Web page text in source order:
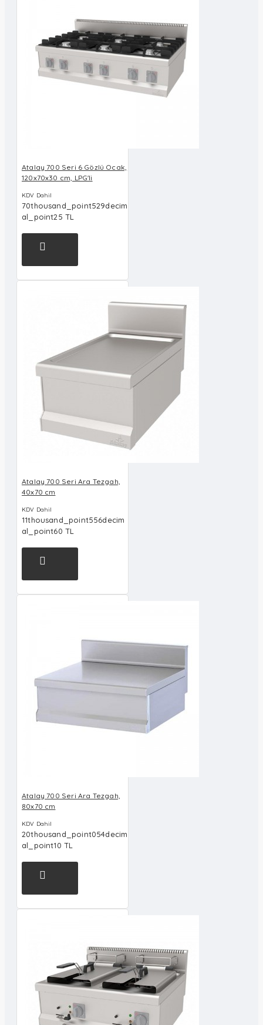
Atalay 700 Seri 6 Gözlü Ocak,
120x70x30 cm, LPG'li
KDV Dahil
70thousand_point529decim
al_point25 TL
Atalay 700 Seri Ara Tezgah,
40x70 cm
KDV Dahil
11thousand_point556decim
al_point60 TL
Atalay 700 Seri Ara Tezgah,
80x70 cm
KDV Dahil
20thousand_point054decim
al_point10 TL